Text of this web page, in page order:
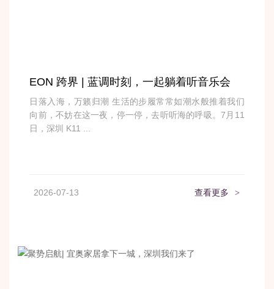
EON 跨界 | 蓝调时刻，一起躺着听音乐会
日落入海，万籁归潮 生活的步履常常如潮水般推着我们
向前，不妨在这一夜，停一停，去听听海的呼吸。7月11
日，深圳 K11 ...
2026-07-13 查看更多 >